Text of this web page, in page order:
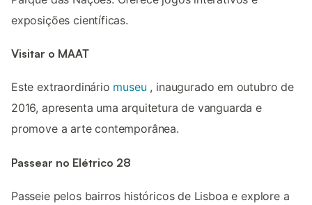
exposições científicas.
Visitar o MAAT
Este extraordinário museu , inaugurado em outubro de
2016, apresenta uma arquitetura de vanguarda e
promove a arte contemporânea.
Passear no Elétrico 28
Passeie pelos bairros históricos de Lisboa e explore a